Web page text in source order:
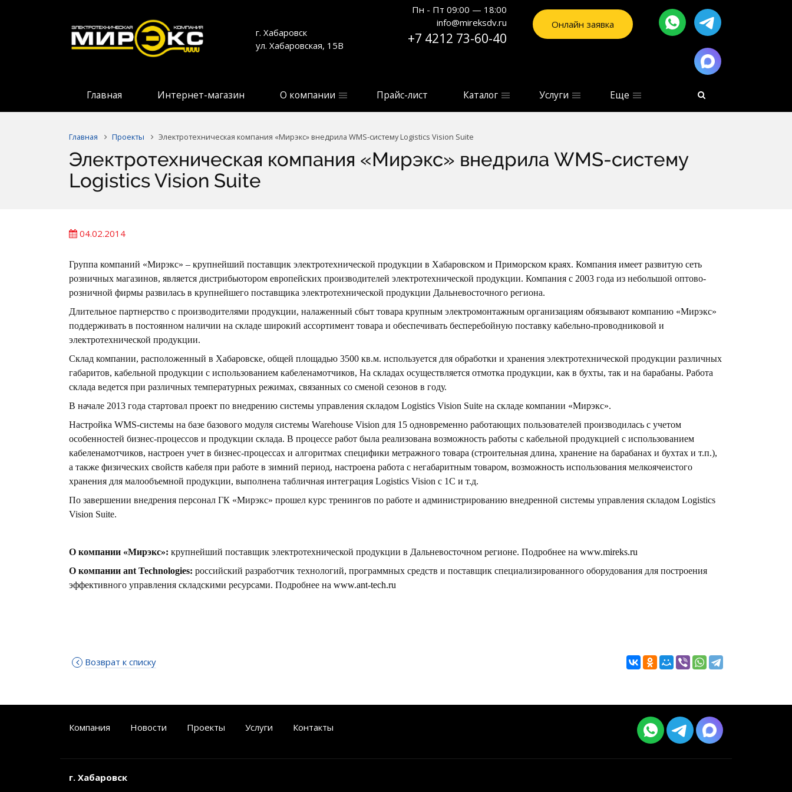
г. Хабаровск
ул. Хабаровская, 15В
Пн - Пт 09:00 — 18:00
info@mireksdv.ru
+7 4212 73-60-40
Онлайн заявка
Главная Интернет-магазин О компании Прайс-лист Каталог Услуги Еще
Главная Проекты Электротехническая компания «Мирэкс» внедрила WMS-систему Logistics Vision Suite
Электротехническая компания «Мирэкс» внедрила WMS-систему
Logistics Vision Suite
04.02.2014
Группа компаний «Мирэкс» – крупнейший поставщик электротехнической продукции в Хабаровском и Приморском краях. Компания имеет развитую сеть
розничных магазинов, является дистрибьютором европейских производителей электротехнической продукции. Компания с 2003 года из небольшой оптово-
розничной фирмы развилась в крупнейшего поставщика электротехнической продукции Дальневосточного региона.
Длительное партнерство с производителями продукции, налаженный сбыт товара крупным электромонтажным организациям обязывают компанию «Мирэкс»
поддерживать в постоянном наличии на складе широкий ассортимент товара и обеспечивать бесперебойную поставку кабельно-проводниковой и
электротехнической продукции.
Склад компании, расположенный в Хабаровске, общей площадью 3500 кв.м. используется для обработки и хранения электротехнической продукции различных
габаритов, кабельной продукции с использованием кабеленамотчиков, На складах осуществляется отмотка продукции, как в бухты, так и на барабаны. Работа
склада ведется при различных температурных режимах, связанных со сменой сезонов в году.
В начале 2013 года стартовал проект по внедрению системы управления складом Logistics Vision Suite на складе компании «Мирэкс».
Настройка WMS-системы на базе базового модуля системы Warehouse Vision для 15 одновременно работающих пользователей производилась с учетом
особенностей бизнес-процессов и продукции склада. В процессе работ была реализована возможность работы с кабельной продукцией с использованием
кабеленамотчиков, настроен учет в бизнес-процессах и алгоритмах специфики метражного товара (строительная длина, хранение на барабанах и бухтах и т.п.),
а также физических свойств кабеля при работе в зимний период, настроена работа с негабаритным товаром, возможность использования мелкоячеистого
хранения для малообъемной продукции, выполнена табличная интеграция Logistics Vision с 1C и т.д.
По завершении внедрения персонал ГК «Мирэкс» прошел курс тренингов по работе и администрированию внедренной системы управления складом Logistics
Vision Suite.
О компании «Мирэкс»: крупнейший поставщик электротехнической продукции в Дальневосточном регионе. Подробнее на www.mireks.ru
О компании ant Technologies: российский разработчик технологий, программных средств и поставщик специализированного оборудования для построения
эффективного управления складскими ресурсами. Подробнее на www.ant-tech.ru
Возврат к списку
Компания Новости Проекты Услуги Контакты
г. Хабаровск